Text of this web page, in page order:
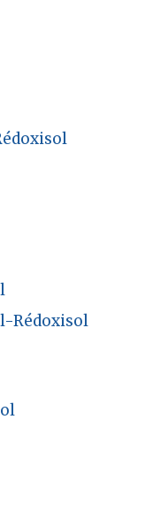
Rédoxisol